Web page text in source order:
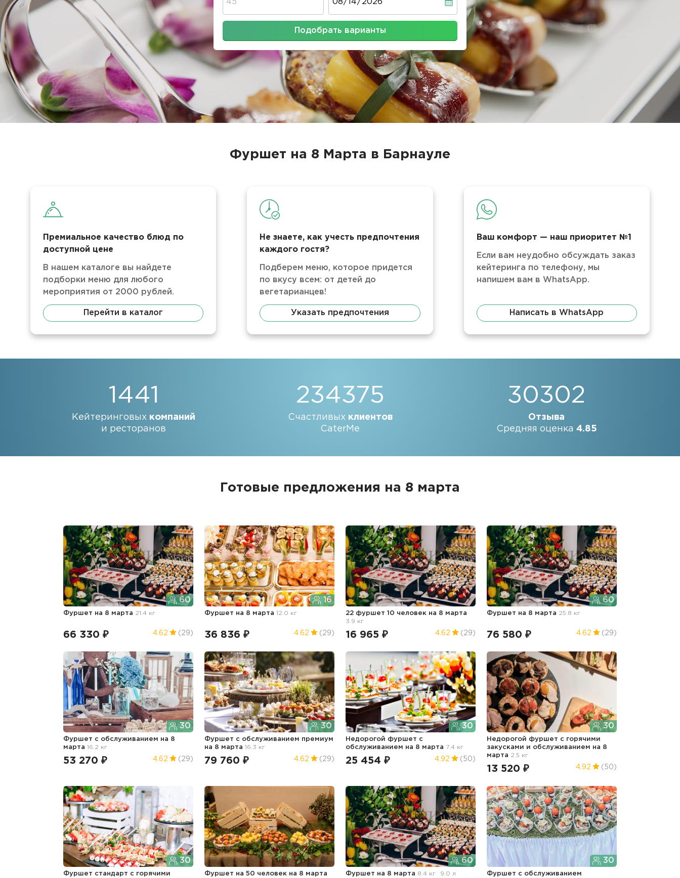
Подобрать варианты
Фуршет на 8 Марта в Барнауле
Премиальное качество блюд по
доступной цене
В нашем каталоге вы найдете
подборки меню для любого
мероприятия от 2000 рублей.
Перейти в каталог
Не знаете, как учесть предпочтения
каждого гостя?
Подберем меню, которое придется
по вкусу всем: от детей до
вегетарианцев!
Указать предпочтения
Ваш комфорт — наш приоритет №1
Если вам неудобно обсуждать заказ
кейтеринга по телефону, мы
напишем вам в WhatsApp.
Написать в WhatsApp
1441
Кейтеринговых компаний
и ресторанов
234375
Счастливых клиентов
CaterMe
30302
Отзыва
Средняя оценка 4.85
Готовые предложения на 8 марта
60
Фуршет на 8 марта 21.4 кг
66 330 ₽ 4.62 (29)
16
Фуршет на 8 марта 12.0 кг
36 836 ₽ 4.62 (29)
22 фуршет 10 человек на 8 марта
3.9 кг
16 965 ₽ 4.62 (29)
60
Фуршет на 8 марта 25.8 кг
76 580 ₽ 4.62 (29)
30
Фуршет с обслуживанием
на 8
марта
16.2 кг
53 270 ₽ 4.62 (29)
30
Фуршет с обслуживанием премиум
на 8 марта
16.3 кг
79 760 ₽ 4.62 (29)
30
Недорогой фуршет с
обслуживанием
на 8 марта 7.4 кг
25 454 ₽ 4.92 (50)
30
Недорогой фуршет с горячими
закусками и обслуживанием
на 8
марта 2.5 кг
13 520 ₽ 4.92 (50)
30
Фуршет стандарт с горячими
Фуршет на 50 человек на 8 марта
60
Фуршет на 8 марта 8.4 кг 9.0 л
30
Фуршет с обслуживанием